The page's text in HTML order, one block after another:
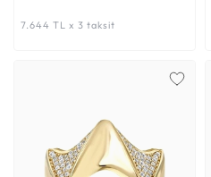
7.644 TL x 3 taksit